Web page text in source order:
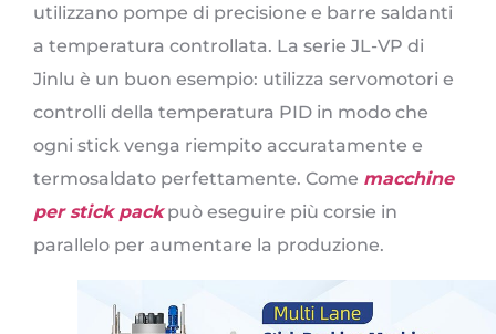
utilizzano pompe di precisione e barre saldanti
a temperatura controllata. La serie JL-VP di
Jinlu è un buon esempio: utilizza servomotori e
controlli della temperatura PID in modo che
ogni stick venga riempito accuratamente e
termosaldato perfettamente. Come macchine
per stick packpuò eseguire più corsie in
parallelo per aumentare la produzione.